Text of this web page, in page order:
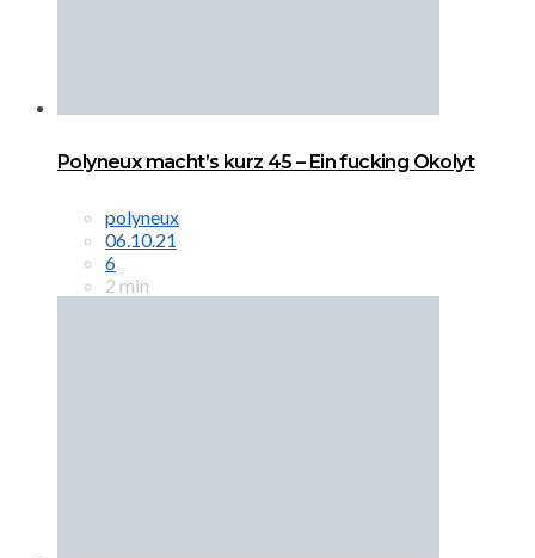
Polyneux macht’s kurz 45 – Ein fucking Okolyt
polyneux
06.10.21
6
2 min